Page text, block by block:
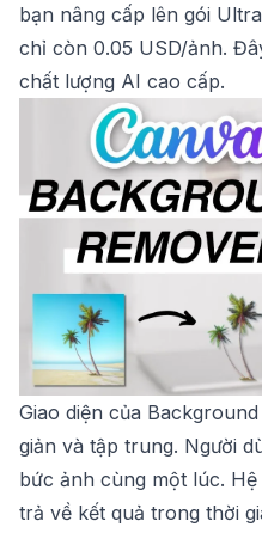
bạn nâng cấp lên gói
chỉ còn 0.05 USD/ảnh.
chất lượng AI cao cấp.
Giao diện của
giản và tập trung. Người
bức ảnh cùng một lúc.
trả về kết quả trong thời